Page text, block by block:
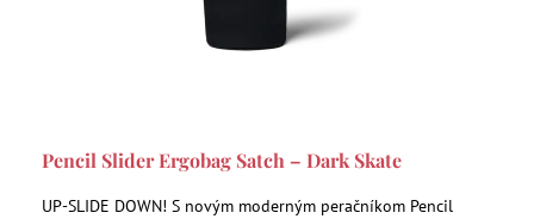
Pencil Slider Ergobag Satch – Dark Skate
UP-SLIDE DOWN! S novým moderným peračníkom Pencil